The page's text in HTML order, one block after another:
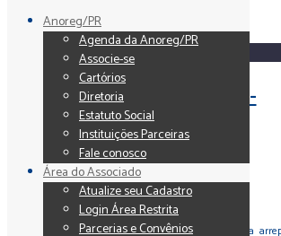
Home
Artigo – Concentração legal, prioridade registral e a
Anoreg/PR
Agenda da Anoreg/PR
Associe-se
Cartórios
Diretoria
Estatuto Social
Instituições Parceiras
Fale conosco
Área do Associado
Atualize seu Cadastro
Login Área Restrita
Parcerias e Convênios